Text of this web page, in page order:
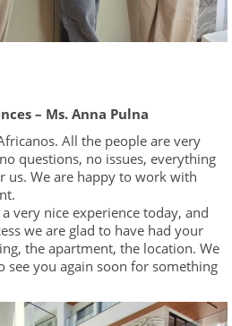
– Ms. Anna Pulna
All the people are very
questions, no issues, everything
us. We are happy to work with
very nice experience today, and
we are glad to have had your
the apartment, the location. We
see you again soon for something